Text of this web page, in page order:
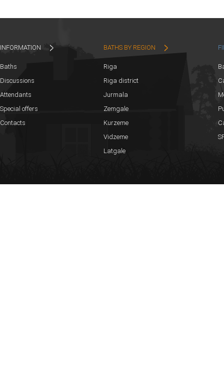
INFORMATION
Baths
Discussions
Attendants
Special offers
Contacts
BATHS BY REGION
Riga
Riga district
Jurmala
Zemgale
Kurzeme
Vidzeme
Latgale